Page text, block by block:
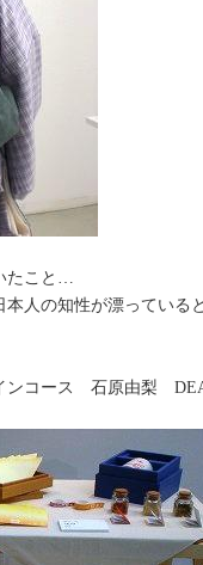
たこと…
人の知性が漂っている
ンコース 石原由梨